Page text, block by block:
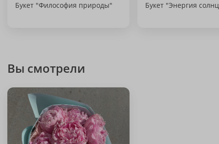
Букет "Философия природы" Букет "Энергия
Вы смотрели